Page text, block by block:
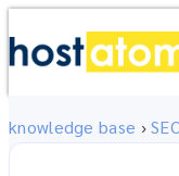
knowledge base ›